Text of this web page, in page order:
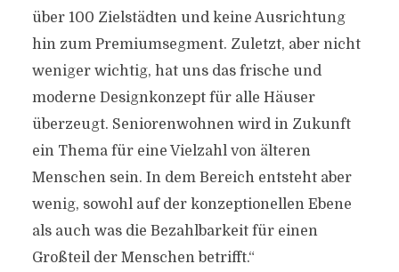
über 100 Zielstädten und keine Ausrichtung
hin zum Premiumsegment. Zuletzt, aber nicht
weniger wichtig, hat uns das frische und
moderne Designkonzept für alle Häuser
überzeugt. Seniorenwohnen wird in Zukunft
ein Thema für eine Vielzahl von älteren
Menschen sein. In dem Bereich entsteht aber
wenig, sowohl auf der konzeptionellen Ebene
als auch was die Bezahlbarkeit für einen
Großteil der Menschen betrifft.“